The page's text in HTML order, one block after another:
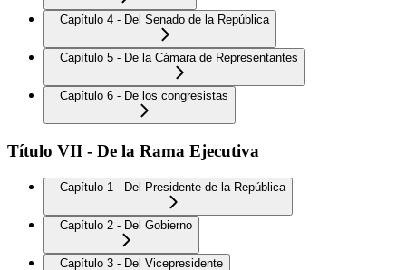
Capítulo 4 - Del Senado de la República
Capítulo 5 - De la Cámara de Representantes
Capítulo 6 - De los congresistas
Título VII - De la Rama Ejecutiva
Capítulo 1 - Del Presidente de la República
Capítulo 2 - Del Gobierno
Capítulo 3 - Del Vicepresidente